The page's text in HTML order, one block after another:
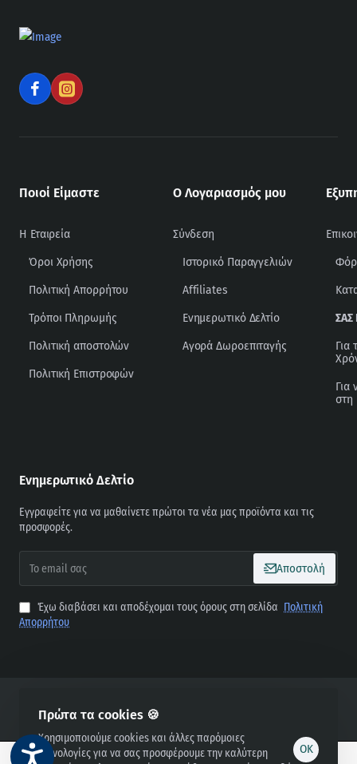
Πρώτα τα cookies 🍪
Χρησιμοποιούμε cookies και άλλες παρόμοιες
τεχνολογίες για να σας προσφέρουμε την καλύτερη
OK
Ποιοί Είμαστε
Η Εταιρεία
Όροι Χρήσης
Πολιτική Απορρήτου
Τρόποι Πληρωμής
Πολιτική αποστολών
Πολιτική Επιστροφών
Ο Λογαριασμός μου
Σύνδεση
Ιστορικό Παραγγελιών
Affiliates
Ενημερωτικό Δελτίο
Αγορά Δωροεπιταγής
ΣΑΣ
Για
Για
στη
Ενημερωτικό Δελτίο
Εγγραφείτε για να μαθαίνετε πρώτοι τα νέα μας προϊόντα και τις
προσφορές.
email
σας
Αποστολή
Έχω διαβάσει και αποδέχομαι τους όρους στη σελίδα Πολιτική
Απορρήτου